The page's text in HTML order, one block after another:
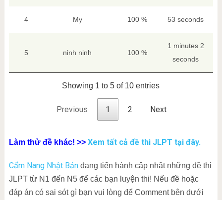
4 My 100 % 53 seconds
5 ninh ninh 100 %
1 minutes 2
seconds
Showing 1 to 5 of 10 entries
Previous 1 2 Next
Làm thử đề khác! >> Xem tất cả đề thi JLPT tại đây.
Cẩm Nang Nhật Bảnđang tiến hành cập nhật những đề thi
JLPT từ N1 đến N5 để các bạn luyện thi! Nếu đề hoặc
đáp án có sai sót gì bạn vui lòng để Comment bên dưới